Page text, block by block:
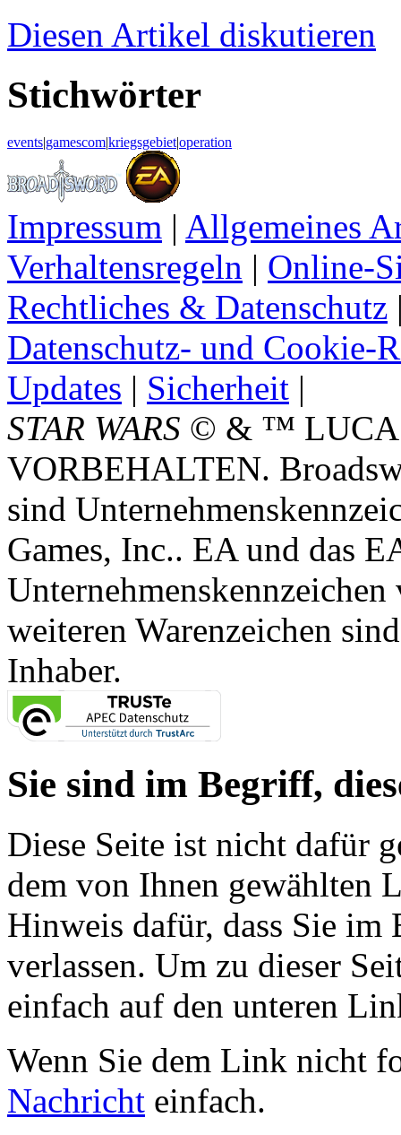
Diesen Artikel diskutieren
Stichwörter
events|gamescom|kriegsgebiet|operation
Impressum | Allgemeines
Verhaltensregeln | Online-
Rechtliches & Datenschutz
Datenschutz- und Cookie-
Updates | Sicherheit |
STAR WARS © & ™
VORBEHALTEN.
sind
Games, Inc.. EA und das
weiteren Warenzeichen
Inhaber.
Sie sind im Begriff,
Diese Seite ist nicht dafür
dem von Ihnen gewählten
Hinweis dafür, dass Sie im
verlassen. Um zu dieser
einfach auf den unteren
Wenn Sie dem Link nicht
Nachricht einfach.